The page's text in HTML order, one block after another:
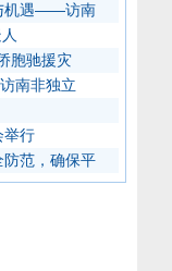
机遇——访南
胞驰援灾
南非独立
举行
范，确保平